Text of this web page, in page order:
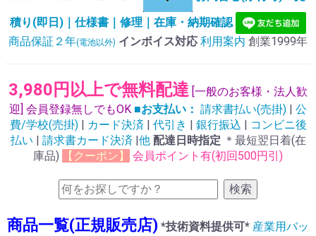
積り(即日)｜仕様書｜修理｜在庫・納期確認
商品保証２年(電池以外) インボイス対応 利用案内 創業1999年
3,980円以上で無料配達 [一般のお客様・法人歓
迎] 会員登録無しでもOK ■お支払い： 請求書払い(売掛) | 公
費/学校(売掛) | カード決済 | 代引き | 銀行振込 | コンビニ後
払い | 請求書カード決済 |他 配達日時指定 ＊最短翌日着(在
庫品)
【クーポン】 会員ポイント有(初回500円引)
検索
商品一覧(正規販売店) *技術資料提供可* 産業用バッ